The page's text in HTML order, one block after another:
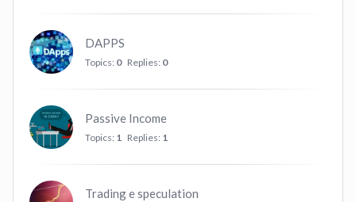
DAPPS
Topics: 0 Replies: 0
Passive Income
Topics: 1 Replies: 1
Trading e speculation